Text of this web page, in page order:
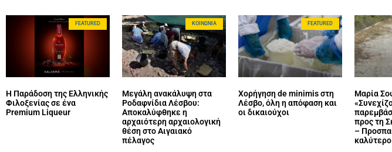
FEATURED
Η Παράδοση της Ελληνικής
Φιλοξενίας σε ένα
Premium Liqueur
ΚΟΙΝΩΝΊΑ
Μεγάλη ανακάλυψη στα
Ροδαφνίδια Λέσβου:
Αποκαλύφθηκε η
αρχαιότερη αρχαιολογική
θέση στο Αιγαιακό
πέλαγος
FEATURED
Χορήγηση de minimis στη
Λέσβο, όλη η απόφαση και
οι δικαιούχοι
Μαρία
προς τη
–